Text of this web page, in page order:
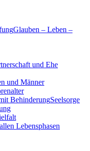
Glauben – Leben –
und Ehe
und Männer
Seelsorge
Lebensphasen